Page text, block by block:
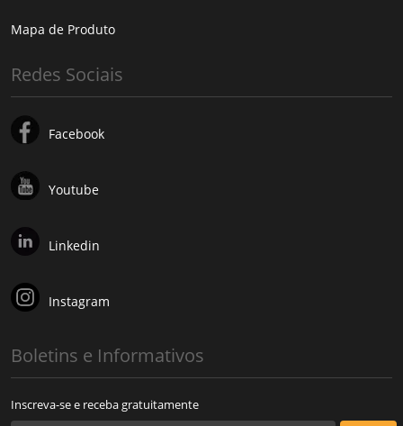
Mapa de Produto
Redes Sociais
Facebook
Youtube
Linkedin
Instagram
Boletins e Informativos
Inscreva-se e receba gratuitamente